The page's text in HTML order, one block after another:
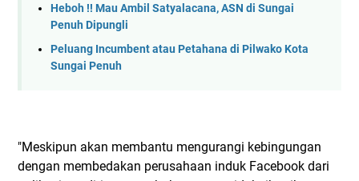
Heboh !! Mau Ambil Satyalacana, ASN di Sungai
Penuh Dipungli
Peluang Incumbent atau Petahana di Pilwako Kota
Sungai Penuh
"Meskipun akan membantu mengurangi kebingungan
dengan membedakan perusahaan induk Facebook dari